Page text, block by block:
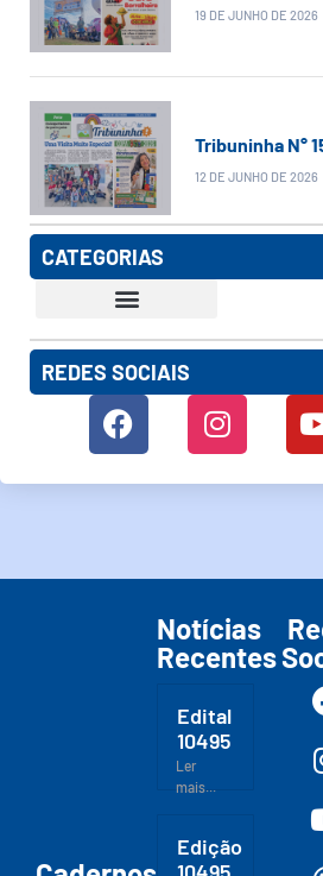
19 DE JUNHO DE 2026
Tribuninha N°
12 DE JUNHO DE 2026
CATEGORIAS
REDES SOCIAIS
Notícias
Recentes
Edital
10495
Ler
mais...
Edição
10495